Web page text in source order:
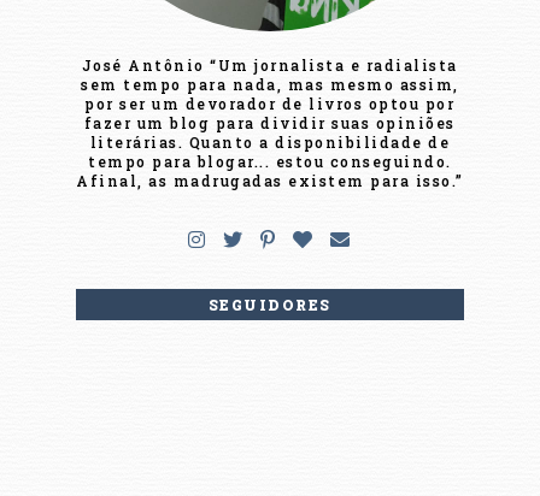
José Antônio “Um jornalista e radialista
sem tempo para nada, mas mesmo assim,
por ser um devorador de livros optou por
fazer um blog para dividir suas opiniões
literárias. Quanto a disponibilidade de
tempo para blogar... estou conseguindo.
Afinal, as madrugadas existem para isso.”
SEGUIDORES